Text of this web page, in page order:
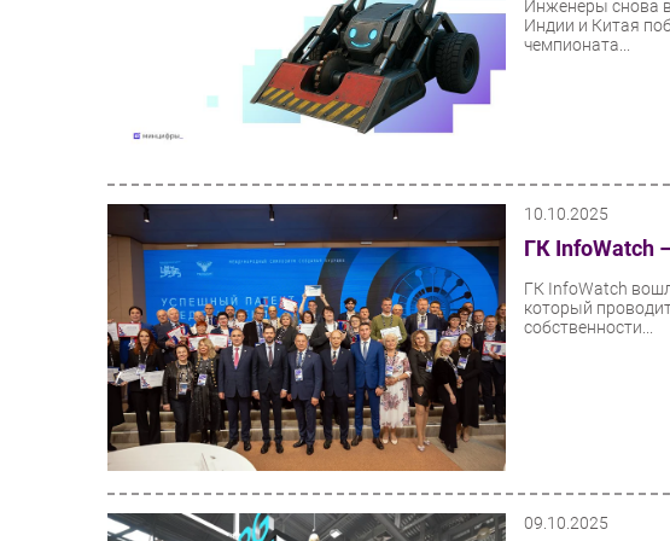
Инженеры снова
Индии и Китая
чемпионата...
10.10.2025
ГК InfoWatch
ГК InfoWatch
который
собственности...
09.10.2025